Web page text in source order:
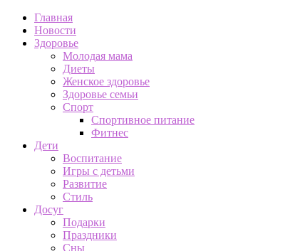
Главная
Новости
Здоровье
Молодая мама
Диеты
Женское здоровье
Здоровье семьи
Спорт
Спортивное питание
Фитнес
Дети
Воспитание
Игры с детьми
Развитие
Стиль
Досуг
Подарки
Праздники
Сны